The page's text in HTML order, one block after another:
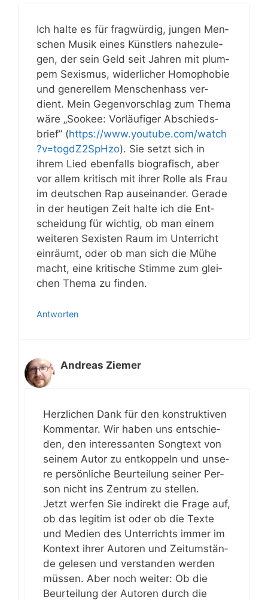
Ich hal­te es für frag­wür­dig, jun­gen Men­
schen Musik eines Künst­lers nahe­zu­le­
gen, der sein Geld seit Jah­ren mit plum­
pem Sexis­mus, wider­li­cher Homo­pho­bie
und gene­rel­lem Men­schen­hass ver­
dient. Mein Gegen­vor­schlag zum The­ma
wäre „Soo­kee: Vor­läu­fi­ger Abschieds­
brief” (https://​www​.you​tube​.com/​w​a​t​c​h​
?​v​=​t​o​g​d​Z​2​S​p​Hzo). Sie setzt sich in
ihrem Lied eben­falls bio­gra­fisch, aber
vor allem kri­tisch mit ihrer Rol­le als Frau
im deut­schen Rap aus­ein­an­der. Gera­de
in der heu­ti­gen Zeit hal­te ich die Ent­
schei­dung für wich­tig, ob man einem
wei­te­ren Sexis­ten Raum im Unter­richt
ein­räumt, oder ob man sich die Mühe
macht, eine kri­ti­sche Stim­me zum glei­
chen The­ma zu finden.
Antworten
Andreas Ziemer
Herz­li­chen Dank für den kon­struk­ti­ven
Kom­men­tar. Wir haben uns ent­schie­
den, den inter­es­san­ten Song­text von
sei­nem Autor zu ent­kop­peln und unse­
re per­sön­li­che Beur­tei­lung sei­ner Per­
son nicht ins Zen­trum zu stellen.
Jetzt wer­fen Sie indi­rekt die Fra­ge auf,
ob das legi­tim ist oder ob die Tex­te
und Medi­en des Unter­richts immer im
Kon­text ihrer Autoren und Zeit­um­stän­
de gele­sen und ver­stan­den wer­den
müs­sen. Aber noch wei­ter: Ob die
Beur­tei­lung der Autoren durch die